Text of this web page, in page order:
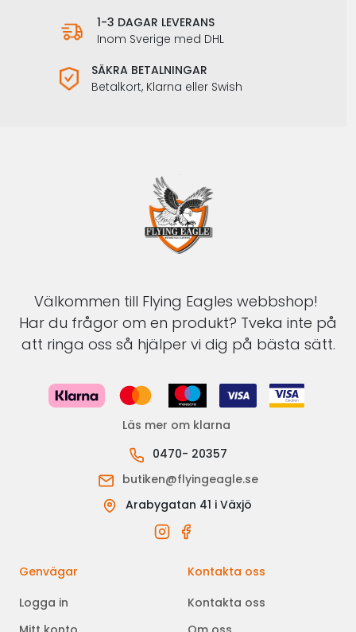
1-3 DAGAR LEVERANS
Inom Sverige med DHL
SÄKRA BETALNINGAR
Betalkort, Klarna eller Swish
Välkommen till Flying Eagles webbshop!
Har du frågor om en produkt? Tveka inte på
att ringa oss så hjälper vi dig på bästa sätt.
Läs mer om klarna
0470- 20357
butiken@flyingeagle.se
Arabygatan 41 i Växjö
Genvägar
Logga in
Kontakta oss
Kontakta oss